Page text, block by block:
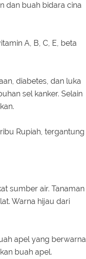
dan buah bidara cina
A, B, C, E, beta
diabetes, dan luka
sel kanker. Selain
Rupiah, tergantung
sumber air. Tanaman
Warna hijau dari
apel yang berwarna
buah apel.